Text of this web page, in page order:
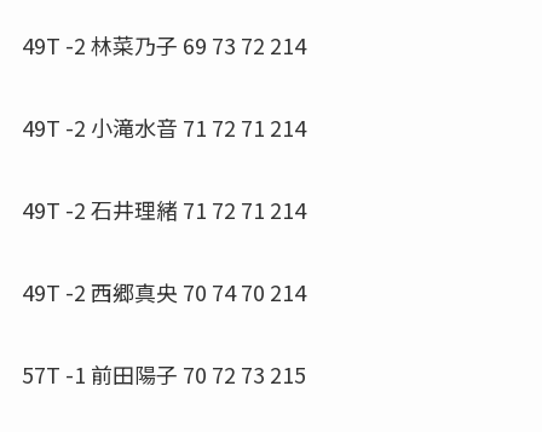
49T -2 林菜乃子 69 73 72 214
49T -2 小滝水音 71 72 71 214
49T -2 石井理緒 71 72 71 214
49T -2 西郷真央 70 74 70 214
57T -1 前田陽子 70 72 73 215